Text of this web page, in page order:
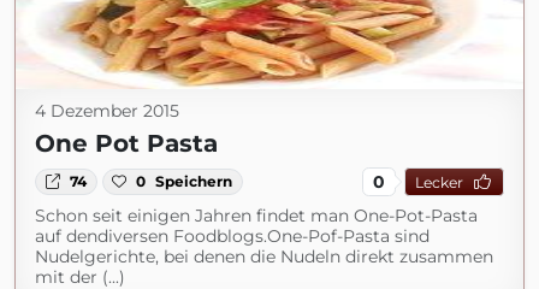
4 Dezember 2015
One Pot Pasta
74 0 Speichern 0 Lecker
Schon seit einigen Jahren findet man One-Pot-Pasta
auf dendiversen Foodblogs.One-Pof-Pasta sind
Nudelgerichte, bei denen die Nudeln direkt zusammen
mit der (...)